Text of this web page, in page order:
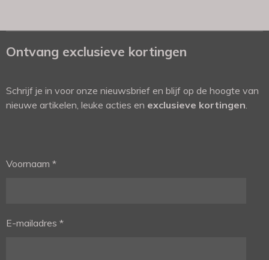
Ontvang exclusieve kortingen
Schrijf je in voor onze nieuwsbrief en blijf op de hoogte van
nieuwe artikelen, leuke acties en exclusieve kortingen.
Voornaam *
E-mailadres *